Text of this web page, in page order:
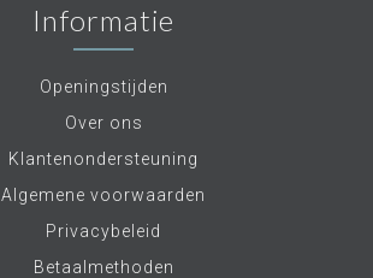
Informatie
Openingstijden
Over ons
Klantenondersteuning
Algemene voorwaarden
Privacybeleid
Betaalmethoden